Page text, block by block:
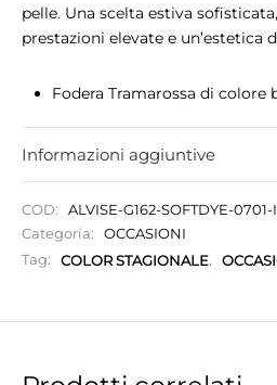
pelle. Una scelta estiva
prestazioni elevate e un’estetica
Fodera Tramarossa di colore
Tessuto dal massimo
fit leisure, coulisse in vita,
eleganti pince e tasca taglio
Chiusura con zip.
Iniziali per personalizzare il
Informazioni aggiuntive
COD:
ALVISE-G162-SOFTDYE-0701-
Categoria:
OCCASIONI
Tag:
COLOR STAGIONALE,